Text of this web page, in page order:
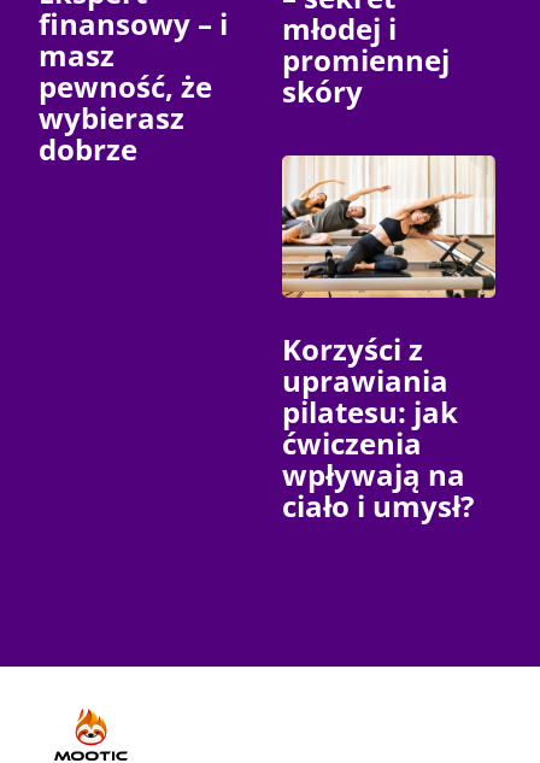
finansowy – i
masz
pewność, że
wybierasz
dobrze
młodej i
promiennej
skóry
Korzyści z
uprawiania
pilatesu: jak
ćwiczenia
wpływają na
ciało i umysł?